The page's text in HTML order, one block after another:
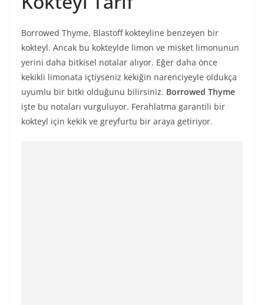
Borrowed Thyme, Blastoff kokteyline benzeyen bir
kokteyl. Ancak bu kokteylde limon ve misket limonunun
yerini daha bitkisel notalar alıyor. Eğer daha önce
kekikli limonata içtiyseniz kekiğin narenciyeyle oldukça
uyumlu bir bitki olduğunu bilirsiniz. Borrowed Thyme
işte bu notaları vurguluyor. Ferahlatma garantili bir
kokteyl için kekik ve greyfurtu bir araya getiriyor.